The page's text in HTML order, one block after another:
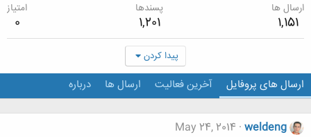
ارسال ها
1,151
پسندها
1,201
امتیاز
0
پیدا کردن
ارسال های پروفایل آخرین فعالیت ارسال ها درباره
weldeng
May 24, 2014